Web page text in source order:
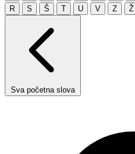
R
S Š T U V Z Ž
Sva početna slova